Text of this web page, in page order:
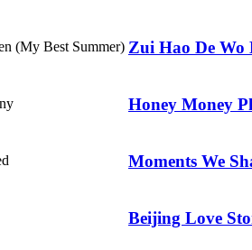
Zui Hao De Wo
Honey Money
Moments We
Beijing Love